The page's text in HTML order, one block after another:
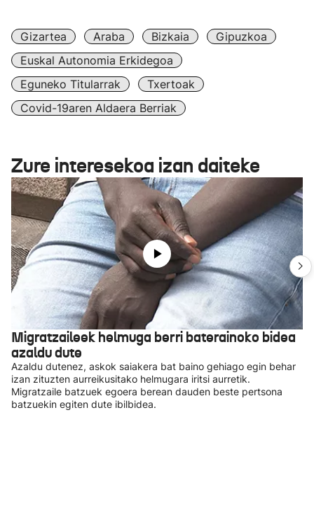
Gizartea Araba Bizkaia
Gipuzkoa
Euskal Autonomia Erkidegoa
Eguneko Titularrak
Txertoak
Covid-19aren Aldaera Berriak
Zure interesekoa izan daiteke
Migratzaileek helmuga berri baterainoko bidea
azaldu dute
Azaldu dutenez, askok saiakera bat baino gehiago egin behar
izan zituzten aurreikusitako helmugara iritsi aurretik.
Migratzaile batzuek egoera berean dauden beste pertsona
batzuekin egiten dute ibilbidea.